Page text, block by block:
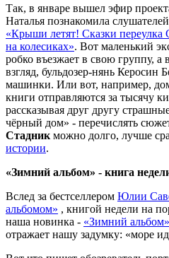
Так, в январе вышел эфир
Наталья познакомила
«Крыши летят! Сказки переулка
на колесиках». Вот маленький
робко въезжает в свою группу,
взгляд, бульдозер-нянь
машинки. Или вот, например,
книги отправляются за тысячу
рассказывая друг другу
чёрный дом» - перечислять
Стадник можно долго, лучше
истории.
«Зимний альбом» - книга
Вслед за бестселлером Юлии
альбомом» , книгой недели на
наша новинка - «Зимний альбом»
отражает нашу задумку: «море